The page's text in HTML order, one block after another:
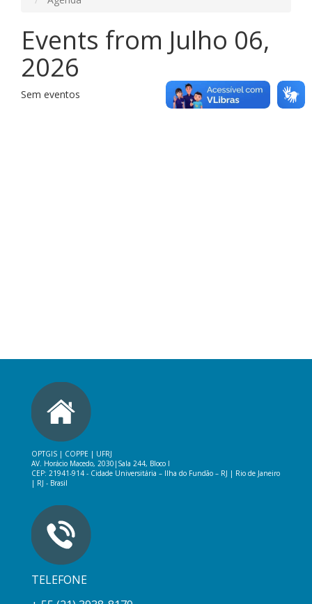
Events from Julho 06,
2026
Sem eventos
OPTGIS | COPPE | UFRJ
AV. Horácio Macedo, 2030| Sala 244, Bloco I
CEP: 21941-914 - Cidade Universitária – Ilha do Fundão – RJ | Rio de Janeiro
| RJ - Brasil
TELEFONE